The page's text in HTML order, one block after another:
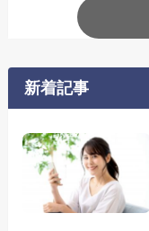
新着記事